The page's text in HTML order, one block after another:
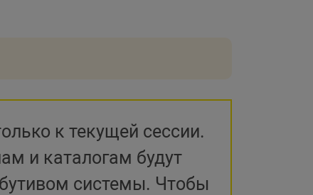
к текущей сессии.
и каталогам будут
системы. Чтобы